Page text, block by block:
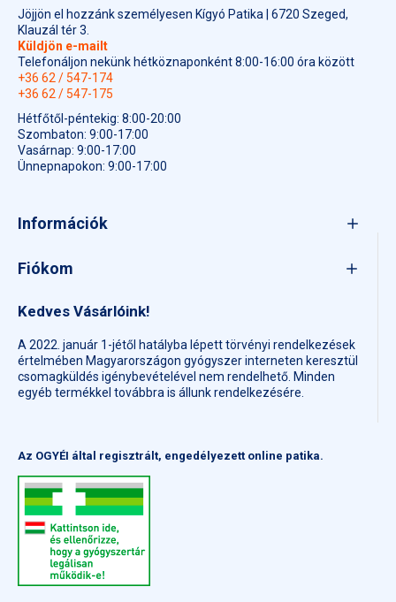
Jöjjön el hozzánk személyesen Kígyó Patika | 6720 Szeged,
Klauzál tér 3.
Küldjön e-mailt
Telefonáljon nekünk hétköznaponként 8:00-16:00 óra között
+36 62 / 547-174
+36 62 / 547-175
Hétfőtől-péntekig: 8:00-20:00
Szombaton: 9:00-17:00
Vasárnap: 9:00-17:00
Ünnepnapokon: 9:00-17:00
Információk
Fiókom
Kedves Vásárlóink!
A 2022. január 1-jétől hatályba lépett törvényi rendelkezések
értelmében Magyarországon gyógyszer interneten keresztül
csomagküldés igénybevételével nem rendelhető. Minden
egyéb termékkel továbbra is állunk rendelkezésére.
Az OGYÉI által regisztrált, engedélyezett online patika.